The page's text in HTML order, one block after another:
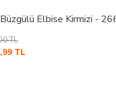
Elbise Kirmizi -
TL
,99 TL